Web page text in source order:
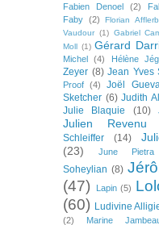
Fabien Denoel
(2)
Faby (2) Florian
Vaudour (1) Gabriel
Moll (1) Gérard
Michel
(4) Hélène
Zeyer (8) Jean Yves
Proof
(4) Joël
Sketcher (6) Judith
Julie Blaquie
(10)
Julien Revenu
Schleiffer
(14)
(23)
June Pietra
Soheylian (8)
(47)
Lapin (5)
(60) Ludivine
(2)
Marine